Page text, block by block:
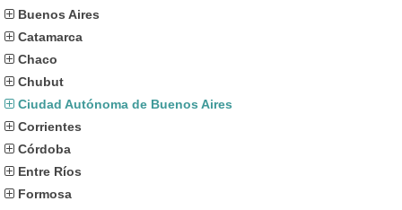
Buenos Aires
Catamarca
Chaco
Chubut
Ciudad Autónoma de Buenos Aires
Corrientes
Córdoba
Entre Ríos
Formosa